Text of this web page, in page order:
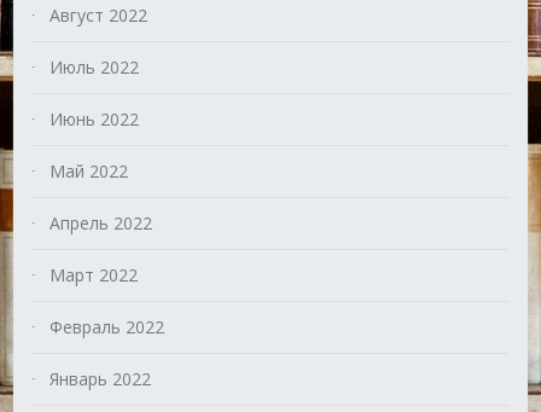
Август 2022
Июль 2022
Июнь 2022
Май 2022
Апрель 2022
Март 2022
Февраль 2022
Январь 2022